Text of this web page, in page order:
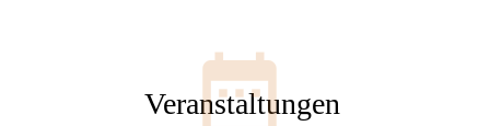
Veranstaltungen